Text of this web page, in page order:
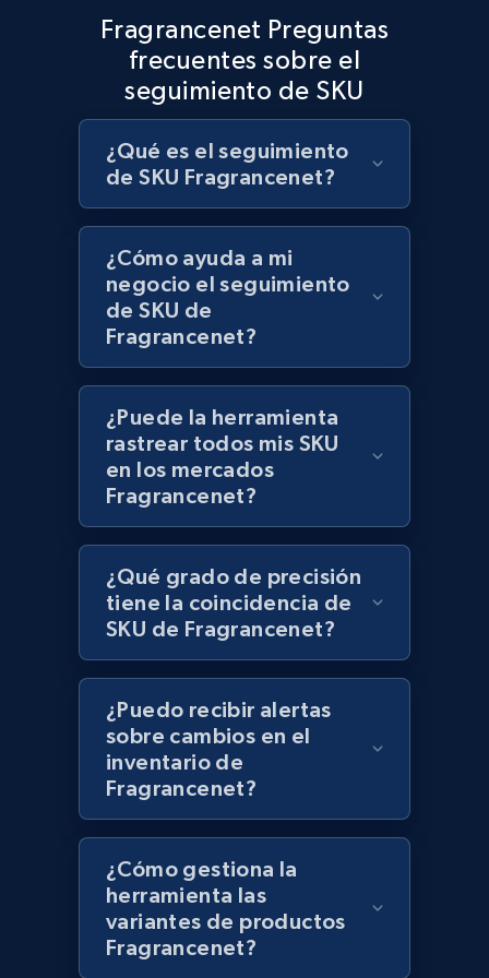
Lazada - Products
URL, Title, Rating, Reviews, Initial price, Final
price, Currency, Stock, and more.
991+ 165+ Comenzar ahora
Lazada - Products - Discover products by
keyword
URL, Title, Rating, Reviews, Initial price, Final
price, Currency, Stock, and more.
991+ 165+ Comenzar ahora
category URL or brand URL
URL, Title, Rating, Reviews, Initial price, Final
price, Currency, Stock, and more.
991+ 165+ Comenzar ahora
Lazada - Products - Discover products by
seller URL
URL, Title, Rating, Reviews, Initial price, Final
price, Currency, Stock, and more.
991+ 165+
Fragrancenet Preguntas
frecuentes sobre el
seguimiento de SKU
¿Qué es el seguimiento
de SKU Fragrancenet?
¿Cómo ayuda a mi
negocio el seguimiento
de SKU de
Fragrancenet?
¿Puede la herramienta
rastrear todos mis SKU
en los mercados
Fragrancenet?
¿Qué grado de precisión
tiene la coincidencia de
SKU de Fragrancenet?
¿Puedo recibir alertas
sobre cambios en el
inventario de
Fragrancenet?
¿Cómo gestiona la
herramienta las
variantes de productos
Fragrancenet?